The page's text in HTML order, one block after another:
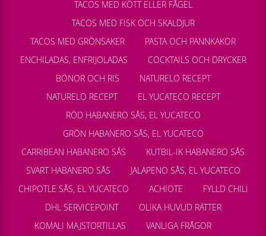
TACOS MED KÖTT ELLER FÅGEL
TACOS MED FISK OCH SKALDJUR
TACOS MED GRÖNSAKER
PASTA OCH PANNKAKOR
ENCHILADAS, ENFRIJOLADAS
COCKTAILS OCH DRYCKER
BÖNOR OCH RIS
NATURELO RECEPT
NATURELO RECEPT
EL YUCATECO RECEPT
RÖD HABANERO SÅS, EL YUCATECO
GRÖN HABANERO SÅS, EL YUCATECO
CARRIBEAN HABANERO SÅS
KUTBIL-IK HABANERO SÅS
SVART HABANERO SÅS
JALAPENO SÅS, EL YUCATECO
CHIPOTLE SÅS, EL YUCATECO
ACHIOTE
FYLLD CHILI
DHL SERVICEPOINT
OLIKA HUVUD RÄTTER
KOMALI MAJSTORTILLAS
VANLIGA FRÅGOR